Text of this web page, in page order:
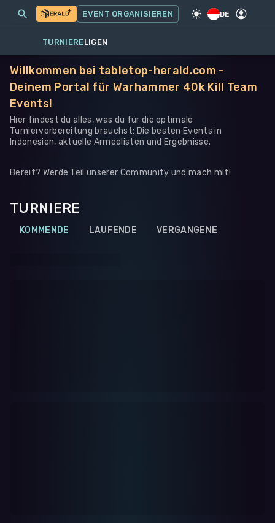
SPIEL·WARHAMMER 40K
MEINE EVENTS MEHR
EVENT ORGANISIEREN DE
TURNIERELIGEN
Willkommen bei tabletop-herald.com -
Deinem Portal für Warhammer 40k Kill Team
Events!
Hier findest du alles, was du für die optimale
Turniervorbereitung brauchst: Die besten Events in
Indonesien, aktuelle Armeelisten und Ergebnisse.
Bereit? Werde Teil unserer Community und mach mit!
TURNIERE
KOMMENDE LAUFENDE VERGANGENE